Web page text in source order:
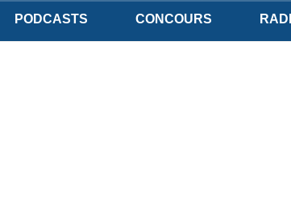
PODCASTS CONCOURS